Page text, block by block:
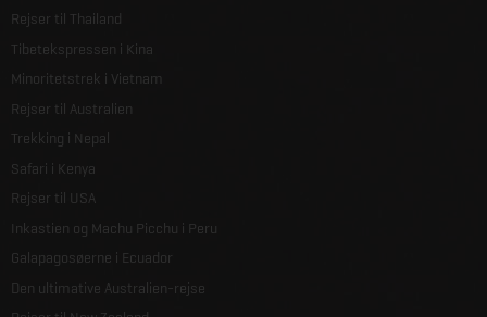
Rejser til Thailand
Tibetekspressen i Kina
Minoritetstrek i Vietnam
Rejser til Australien
Trekking i Nepal
Safari i Kenya
Rejser til USA
Inkastien og Machu Picchu i Peru
Galapagosøerne i Ecuador
Den ultimative Australien-rejse